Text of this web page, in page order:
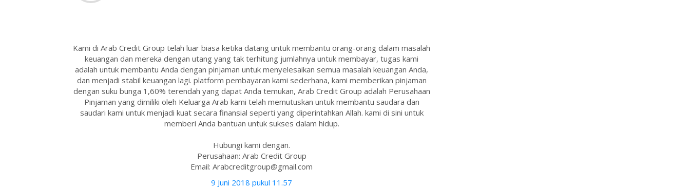
Kami di Arab Credit Group telah luar biasa ketika datang untuk membantu orang-orang dalam masalah
keuangan dan mereka dengan utang yang tak terhitung jumlahnya untuk membayar, tugas kami
adalah untuk membantu Anda dengan pinjaman untuk menyelesaikan semua masalah keuangan Anda,
dan menjadi stabil keuangan lagi. platform pembayaran kami sederhana, kami memberikan pinjaman
dengan suku bunga 1,60% terendah yang dapat Anda temukan, Arab Credit Group adalah Perusahaan
Pinjaman yang dimiliki oleh Keluarga Arab kami telah memutuskan untuk membantu saudara dan
saudari kami untuk menjadi kuat secara finansial seperti yang diperintahkan Allah. kami di sini untuk
memberi Anda bantuan untuk sukses dalam hidup.
Hubungi kami dengan.
Perusahaan: Arab Credit Group
Email: Arabcreditgroup@gmail.com
9 Juni 2018 pukul 11.57